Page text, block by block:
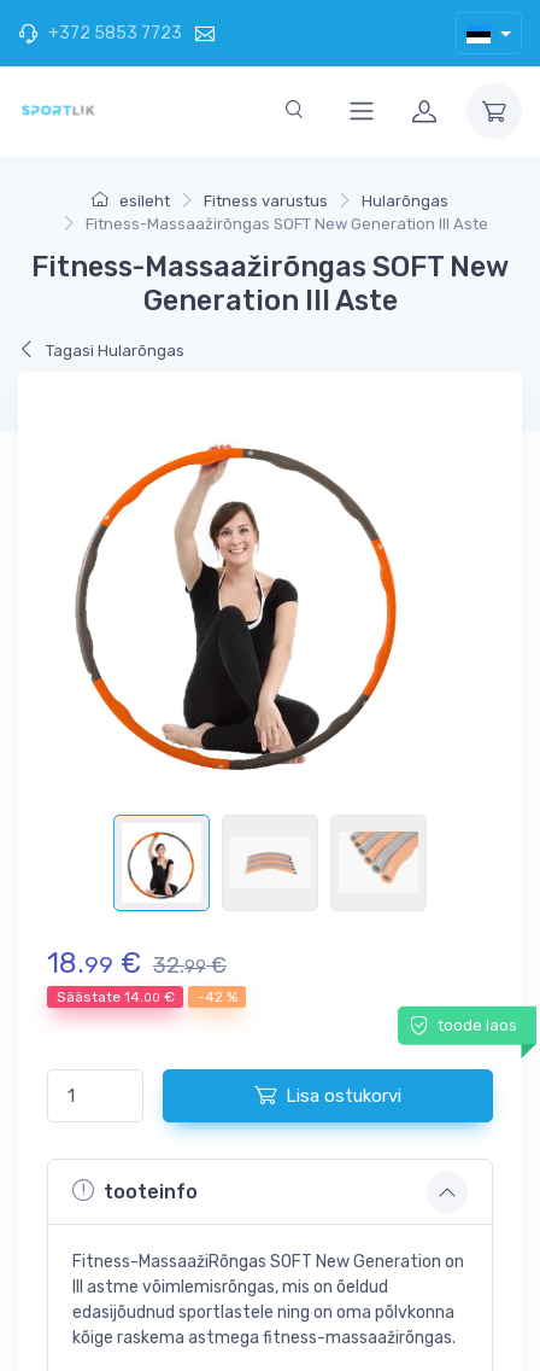
+372 5853 7723
esileht Fitness varustus
Hularõngas
Fitness-Massaažirõngas SOFT New Generation III Aste
Fitness-Massaažirõngas SOFT New
Generation III Aste
Tagasi Hularõngas
18.99 € 32.99€
Säästate 14.00 € -42 %
toode laos
Lisa ostukorvi
tooteinfo
Fitness-MassaažiRõngas SOFT New Generation on
III astme võimlemisrõngas, mis on õeldud
edasijõudnud sportlastele ning on oma põlvkonna
kõige raskema astmega fitness-massaažirõngas.